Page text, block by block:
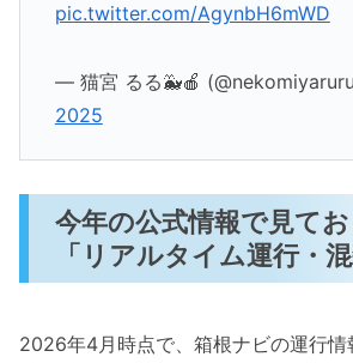
pic.twitter.com/AgynbH6mWD
— 猫宮 るる🐳🍎
2025
今年の公式情報で見て
「リアルタイム運行・混
2026年4月時点で、箱根ナビの運行情